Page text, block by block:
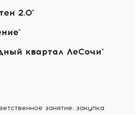
2.0"
квартал ЛеСочи"
занятие: закупка